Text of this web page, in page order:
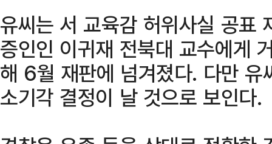
유씨는 서 교육감 허위사실 공표
증인인 이귀재 전북대 교수에게
해 6월 재판에 넘겨졌다. 다만
소기각 결정이 날 것으로 보인다.